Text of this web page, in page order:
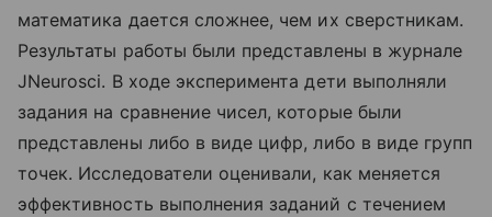
математика дается сложнее, чем их сверстникам.
Результаты работы были представлены в журнале
JNeurosci. В ходе эксперимента дети выполняли
задания на сравнение чисел, которые были
представлены либо в виде цифр, либо в виде групп
точек. Исследователи оценивали, как меняется
эффективность выполнения заданий с течением